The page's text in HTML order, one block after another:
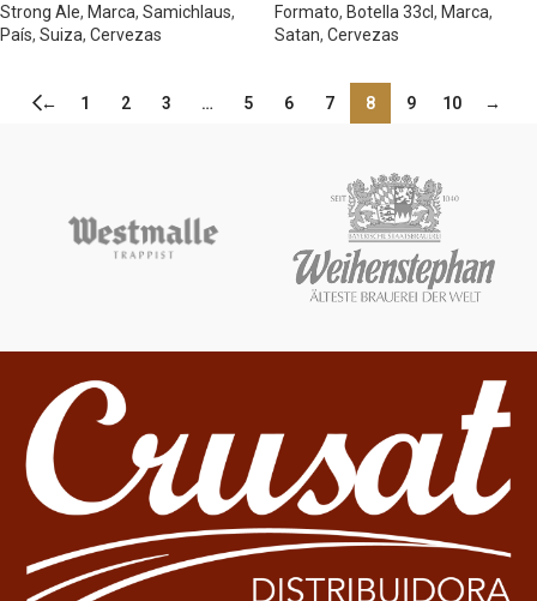
Strong Ale, Marca, Samichlaus,
País, Suiza, Cervezas
Formato, Botella 33cl, Marca,
Satan, Cervezas
← 1 2 3 … 5 6 7 8 9 10 →